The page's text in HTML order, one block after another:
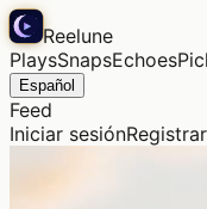
Reelune
PlaysSnapsEchoes
Español
Feed
Iniciar sesión